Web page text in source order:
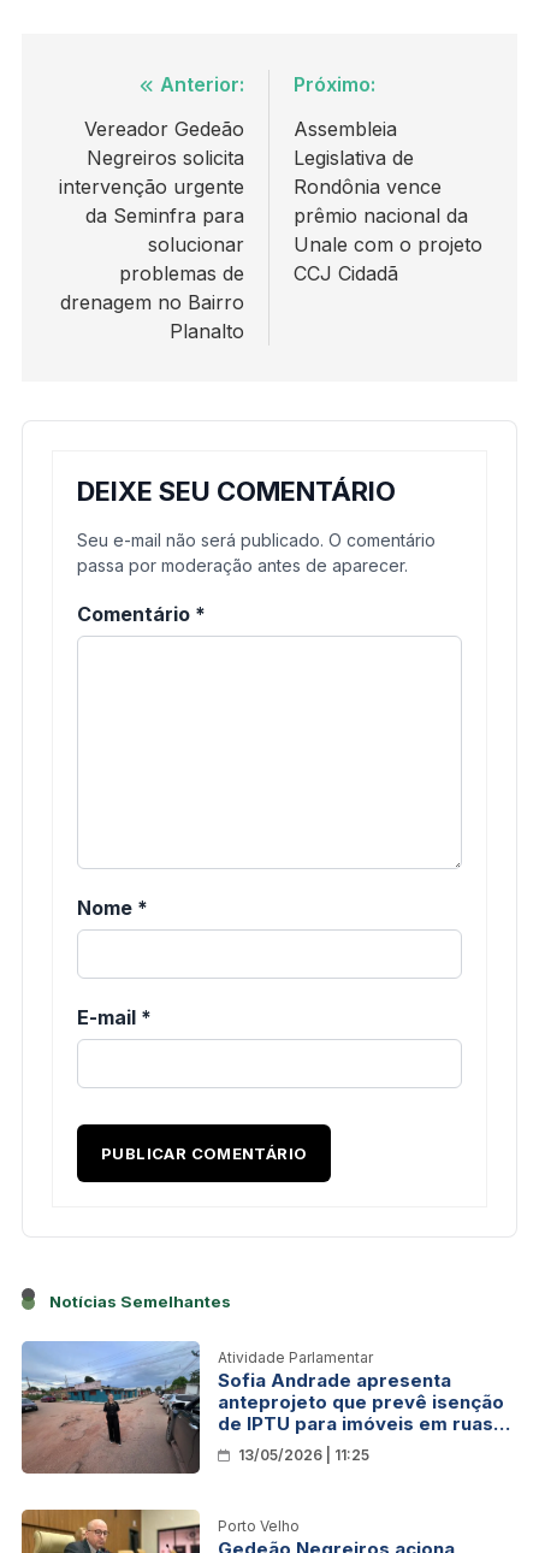
Navegação
Post
Anterior:
Vereador Gedeão
Negreiros solicita
intervenção urgente
da Seminfra para
solucionar
problemas de
drenagem no Bairro
Planalto
Próximo:
Assembleia
Legislativa de
Rondônia vence
prêmio nacional da
Unale com o projeto
CCJ Cidadã
DEIXE SEU COMENTÁRIO
Seu e-mail não será publicado. O comentário
passa por moderação antes de aparecer.
Comentário *
Nome *
E-mail *
Notícias Semelhantes
Atividade Parlamentar
Sofia Andrade apresenta
anteprojeto que prevê isenção
de IPTU para imóveis em ruas
sem asfalto em Porto Velho
13/05/2026 | 11:25
Porto Velho